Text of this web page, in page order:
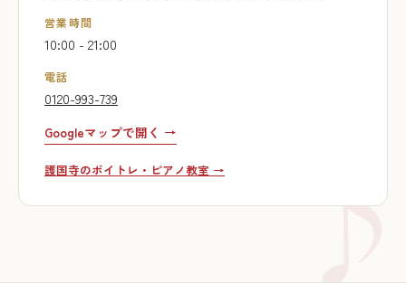
営業時間
10:00 - 21:00
電話
0120-993-739
Googleマップで開く →
護国寺のボイトレ・ピアノ教室 →